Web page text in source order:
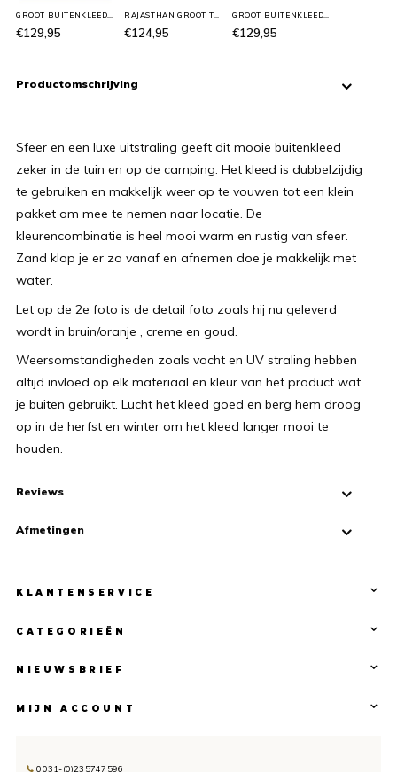
GROOT BUITENKLEED GRAFISCH
€129,95
RAJASTHAN GROOT TUINKLEED
€124,95
GROOT BUITENKLEED ROZE
€129,95
Productomschrijving
Sfeer en een luxe uitstraling geeft dit mooie buitenkleed
zeker in de tuin en op de camping. Het kleed is dubbelzijdig
te gebruiken en makkelijk weer op te vouwen tot een klein
pakket om mee te nemen naar locatie. De
kleurencombinatie is heel mooi warm en rustig van sfeer.
Zand klop je er zo vanaf en afnemen doe je makkelijk met
water.
Let op de 2e foto is de detail foto zoals hij nu geleverd
wordt in bruin/oranje , creme en goud.
Weersomstandigheden zoals vocht en UV straling hebben
altijd invloed op elk materiaal en kleur van het product wat
je buiten gebruikt. Lucht het kleed goed en berg hem droog
op in de herfst en winter om het kleed langer mooi te
houden.
Reviews
Afmetingen
KLANTENSERVICE
CATEGORIEËN
NIEUWSBRIEF
MIJN ACCOUNT
0031-(0)235747596